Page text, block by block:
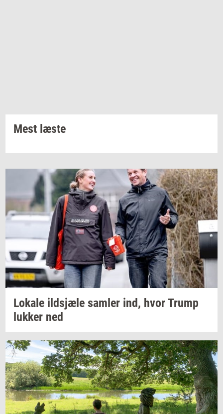
Mest læste
Lo­ka­le ildsjæ­le sam­ler ind, hvor Trump
luk­ker ned